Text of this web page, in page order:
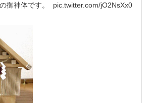
御神体です。
pic.twitter.com/jO2NsXx0